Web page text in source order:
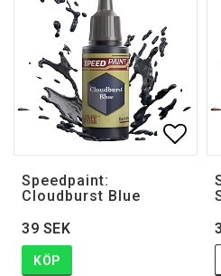
Speedpaint:
Cloudburst Blue
39 SEK
KÖP